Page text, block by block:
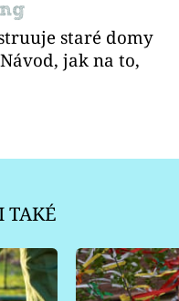
staré domy
jak na to,
TAKÉ